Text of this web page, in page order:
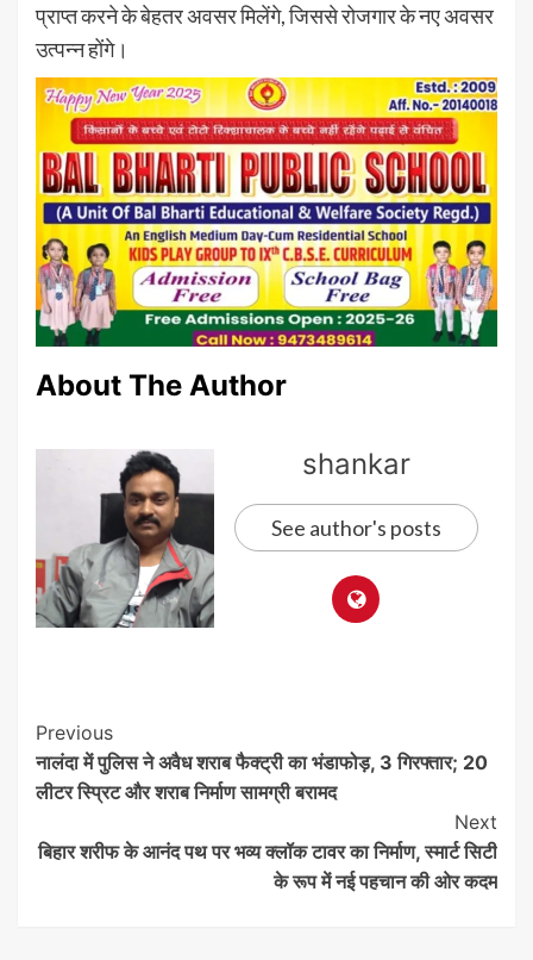
प्राप्त करने के बेहतर अवसर मिलेंगे, जिससे रोजगार के नए अवसर
उत्पन्न होंगे।
About The Author
shankar
See author's posts
Post
Navigation
Previous
नालंदा में पुलिस ने अवैध शराब फैक्ट्री का भंडाफोड़, 3 गिरफ्तार; 20
लीटर स्प्रिट और शराब निर्माण सामग्री बरामद
Next
बिहार शरीफ के आनंद पथ पर भव्य क्लॉक टावर का निर्माण, स्मार्ट सिटी
के रूप में नई पहचान की ओर कदम